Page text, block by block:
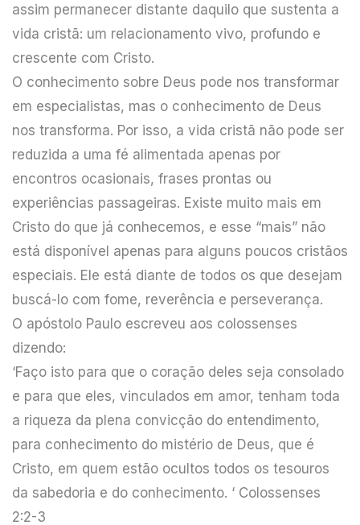
assim permanecer distante daquilo que sustenta a
vida cristã: um relacionamento vivo, profundo e
crescente com Cristo.
O conhecimento sobre Deus pode nos transformar
em especialistas, mas o conhecimento de Deus
nos transforma. Por isso, a vida cristã não pode ser
reduzida a uma fé alimentada apenas por
encontros ocasionais, frases prontas ou
experiências passageiras. Existe muito mais em
Cristo do que já conhecemos, e esse “mais” não
está disponível apenas para alguns poucos cristãos
especiais. Ele está diante de todos os que desejam
buscá-lo com fome, reverência e perseverança.
O apóstolo Paulo escreveu aos colossenses
dizendo:
‘Faço isto para que o coração deles seja consolado
e para que eles, vinculados em amor, tenham toda
a riqueza da plena convicção do entendimento,
para conhecimento do mistério de Deus, que é
Cristo, em quem estão ocultos todos os tesouros
da sabedoria e do conhecimento. ‘ Colossenses
2:2-3